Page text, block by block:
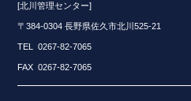
[北川管理センター]
〒384-0304 長野県佐久市北川525-21
TEL 0267-82-7065
FAX 0267-82-7065